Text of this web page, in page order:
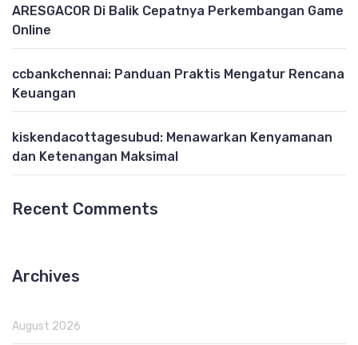
ARESGACOR Di Balik Cepatnya Perkembangan Game
Online
ccbankchennai: Panduan Praktis Mengatur Rencana
Keuangan
kiskendacottagesubud: Menawarkan Kenyamanan
dan Ketenangan Maksimal
Recent Comments
Archives
August 2026